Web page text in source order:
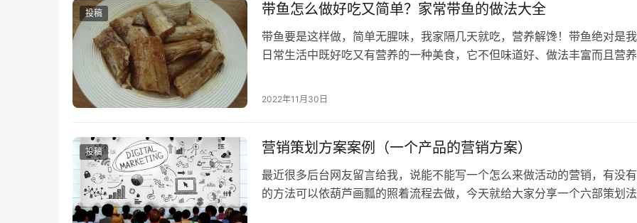
投稿 带鱼怎么做好吃又简单？家常带鱼的做法大全
带鱼要是这样做，简单无腥味，我家隔几天就吃，营养解馋！带鱼绝对是
日常生活中既好吃又有营养的一种美食，它不但味道好、做法丰富而且营
2022年11月30日
投稿 营销策划方案案例（一个产品的营销方案）
最近很多后台网友留言给我，说能不能写一个怎么来做活动的营销，有没
的方法可以依葫芦画瓢的照着流程去做，今天就给大家分享一个六部策划